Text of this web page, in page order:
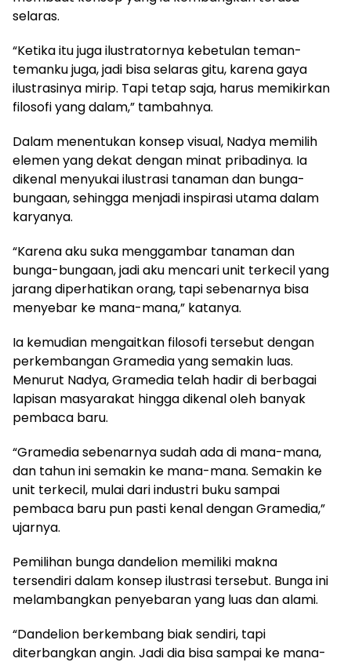
selaras.
“Ketika itu juga ilustratornya kebetulan teman-
temanku juga, jadi bisa selaras gitu, karena gaya
ilustrasinya mirip. Tapi tetap saja, harus memikirkan
filosofi yang dalam,” tambahnya.
Dalam menentukan konsep visual, Nadya memilih
elemen yang dekat dengan minat pribadinya. Ia
dikenal menyukai ilustrasi tanaman dan bunga-
bungaan, sehingga menjadi inspirasi utama dalam
karyanya.
“Karena aku suka menggambar tanaman dan
bunga-bungaan, jadi aku mencari unit terkecil yang
jarang diperhatikan orang, tapi sebenarnya bisa
menyebar ke mana-mana,” katanya.
Ia kemudian mengaitkan filosofi tersebut dengan
perkembangan Gramedia yang semakin luas.
Menurut Nadya, Gramedia telah hadir di berbagai
lapisan masyarakat hingga dikenal oleh banyak
pembaca baru.
“Gramedia sebenarnya sudah ada di mana-mana,
dan tahun ini semakin ke mana-mana. Semakin ke
unit terkecil, mulai dari industri buku sampai
pembaca baru pun pasti kenal dengan Gramedia,”
ujarnya.
Pemilihan bunga dandelion memiliki makna
tersendiri dalam konsep ilustrasi tersebut. Bunga ini
melambangkan penyebaran yang luas dan alami.
“Dandelion berkembang biak sendiri, tapi
diterbangkan angin. Jadi dia bisa sampai ke mana-